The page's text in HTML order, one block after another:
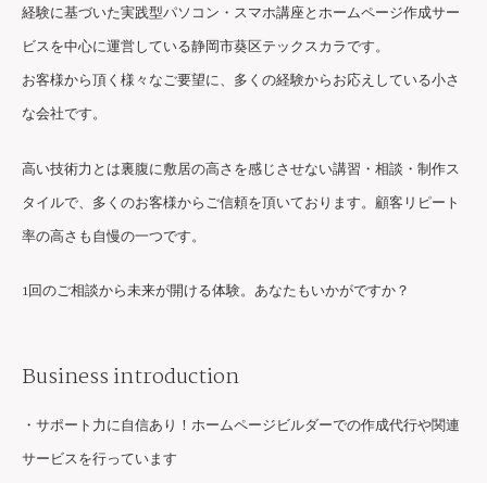
経験に基づいた実践型パソコン・スマホ講座とホームページ作成サー
ビスを中心に運営している静岡市葵区テックスカラです。
お客様から頂く様々なご要望に、多くの経験からお応えしている小さ
な会社です。
高い技術力とは裏腹に敷居の高さを感じさせない講習・相談・制作ス
タイルで、多くのお客様からご信頼を頂いております。顧客リピート
率の高さも自慢の一つです。
1回のご相談から未来が開ける体験。あなたもいかがですか？
Business introduction
・サポート力に自信あり！ホームページビルダーでの作成代行や関連
サービスを行っています